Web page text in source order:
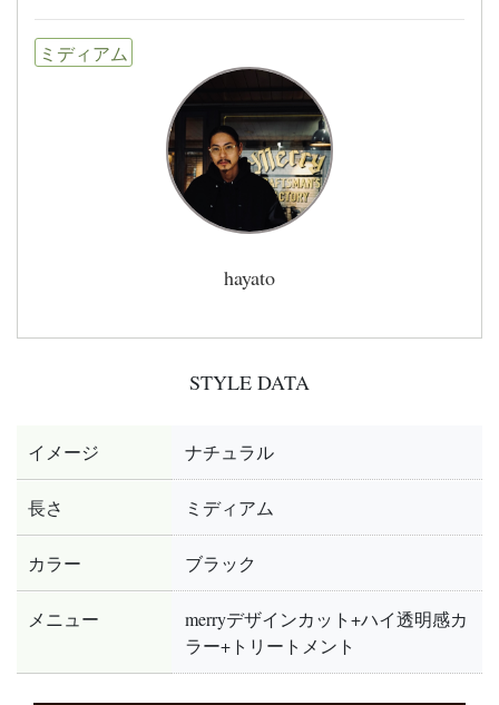
ミディアム
hayato
STYLE DATA
イメージ ナチュラル
長さ ミディアム
カラー ブラック
メニュー
merryデザインカット+ハイ透明感カ
ラー+トリートメント